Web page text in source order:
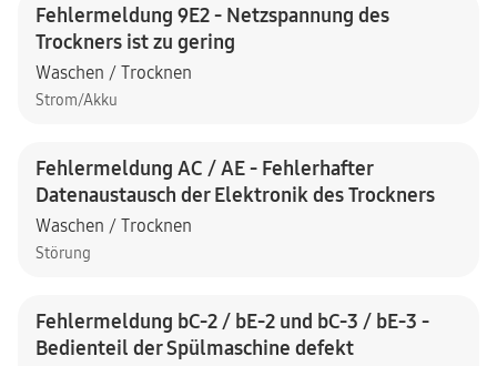
Fehlermeldung 9E2 - Netzspannung des
Trockners ist zu gering
Waschen / Trocknen
Strom/Akku
Fehlermeldung AC / AE - Fehlerhafter
Datenaustausch der Elektronik des Trockners
Waschen / Trocknen
Störung
Fehlermeldung bC-2 / bE-2 und bC-3 / bE-3 -
Bedienteil der Spülmaschine defekt